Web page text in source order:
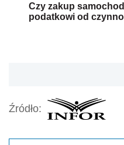
Czy zakup
podatkowi od
Źródło: